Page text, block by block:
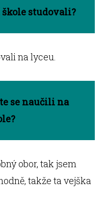
studovali?
na lyceu.
se naučili na
obor, tak jsem
takže ta vejška